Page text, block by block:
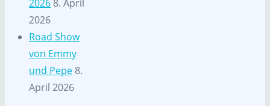
2026 8. April
2026
Road Show
von Emmy
und Pepe 8.
April 2026